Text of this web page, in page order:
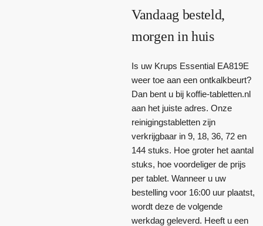
Vandaag besteld,
morgen in huis
Is uw Krups Essential EA819E
weer toe aan een ontkalkbeurt?
Dan bent u bij koffie-tabletten.nl
aan het juiste adres. Onze
reinigingstabletten zijn
verkrijgbaar in 9, 18, 36, 72 en
144 stuks. Hoe groter het aantal
stuks, hoe voordeliger de prijs
per tablet. Wanneer u uw
bestelling voor 16:00 uur plaatst,
wordt deze de volgende
werkdag geleverd. Heeft u een